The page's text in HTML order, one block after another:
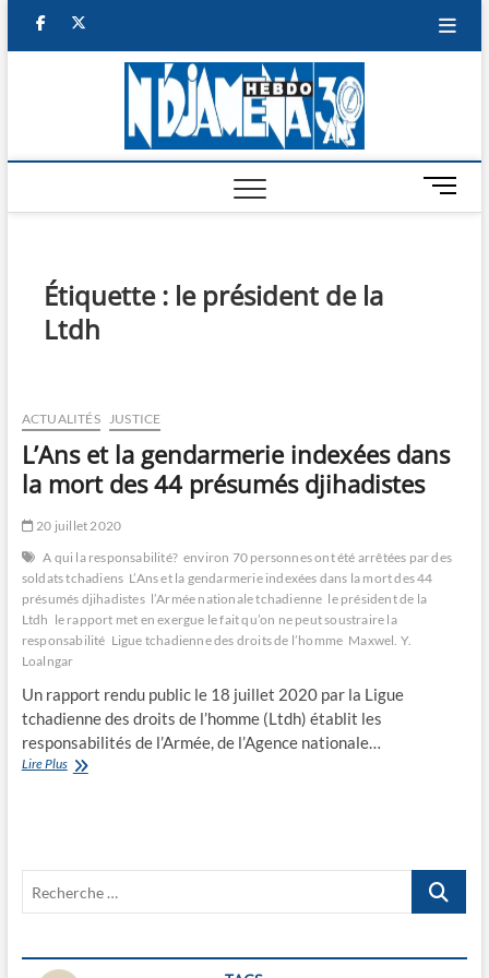
facebook
M
e
Étiquette : le président de la
Ltdh
ACTUALITÉS JUSTICE
L’Ans et la gendarmerie indexées dans
la mort des 44 présumés djihadistes
20 juillet 2020
A qui la responsabilité? environ 70 personnes ont été arrêtées par des
soldats tchadiens L’Ans et la gendarmerie indexées dans la mort des 44
présumés djihadistes l’Armée nationale tchadienne le président de la
Ltdh le rapport met en exergue le fait qu’on ne peut soustraire la
responsabilité Ligue tchadienne des droits de l’homme Maxwel. Y.
Loalngar
Un rapport rendu public le 18 juillet 2020 par la Ligue
tchadienne des droits de l’homme (Ltdh) établit les
responsabilités de l’Armée, de l’Agence nationale…
Lire PlusL’Ans
mort
présumés
Recherche